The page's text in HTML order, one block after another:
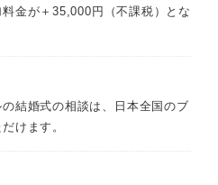
金が＋35,000円（不課税）とな
結婚式の相談は、日本全国のブ
けます。